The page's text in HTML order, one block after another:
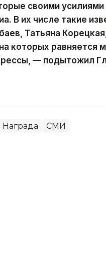
своими
В их числе такие
Татьяна
которых равняется
— подытожил
Награда СМИ